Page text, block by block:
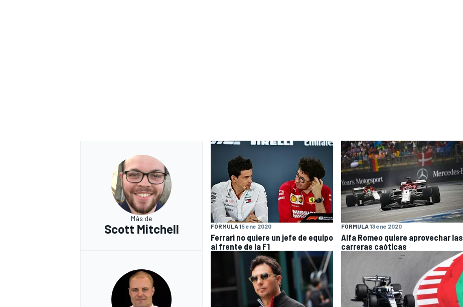
Más de
Scott Mitchell FÓRMULA 15 ene 2020
Ferrari no quiere un jefe de equipo
al frente de la F1
FÓRMULA 13 ene 2020
Alfa Romeo quiere aprovechar las
carreras caóticas